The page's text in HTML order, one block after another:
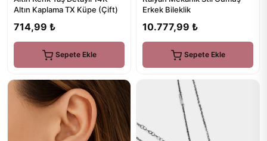
Altın Kaplama TX Küpe (Çift)
714,99 ₺
Sepete Ekle
Erkek Bileklik
10.777,99 ₺
Sepete Ekle